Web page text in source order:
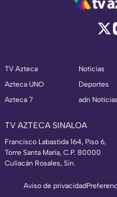
TV Azteca
Azteca UNO
Azteca 7
Noticias
Deportes
adn Noticias
TV AZTECA SINALOA
Francisco Labastida 164, Piso 6,
Torre Santa María, C.P. 80000
Culiacán Rosales, Sin.
Aviso de privacidad